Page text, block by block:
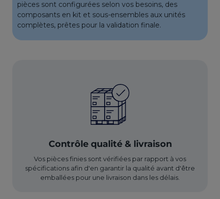
pièces sont configurées selon vos besoins, des
composants en kit et sous-ensembles aux unités
complètes, prêtes pour la validation finale.
Contrôle qualité & livraison
Vos pièces finies sont vérifiées par rapport à vos
spécifications afin d'en garantir la qualité avant d'être
emballées pour une livraison dans les délais.